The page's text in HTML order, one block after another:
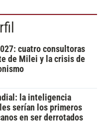
cuatro consultoras
de Milei y la crisis de
la inteligencia
serían los primeros
en ser derrotados